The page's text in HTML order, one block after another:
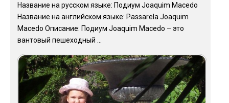
Название на русском языке: Подиум Joaquim Macedo
Название на английском языке: Passarela Joaquim
Macedo Описание: Подиум Joaquim Macedo – это
вантовый пешеходный ...